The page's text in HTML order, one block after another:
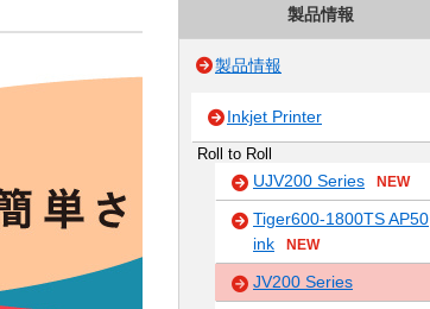
製品情報
製品情報
Inkjet Printer
Roll to Roll
UJV200 Series NEW
Tiger600-1800TS AP50
ink
NEW
JV200 Series